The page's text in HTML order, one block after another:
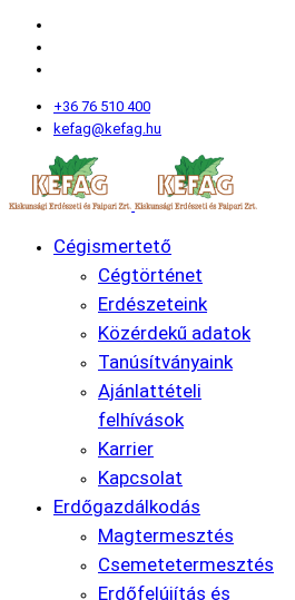
+36 76 510 400
kefag@kefag.hu
Cégismertető
Cégtörténet
Erdészeteink
Közérdekű adatok
Tanúsítványaink
Ajánlattételi
felhívások
Karrier
Kapcsolat
Erdőgazdálkodás
Magtermesztés
Csemetetermesztés
Erdőfelújítás és